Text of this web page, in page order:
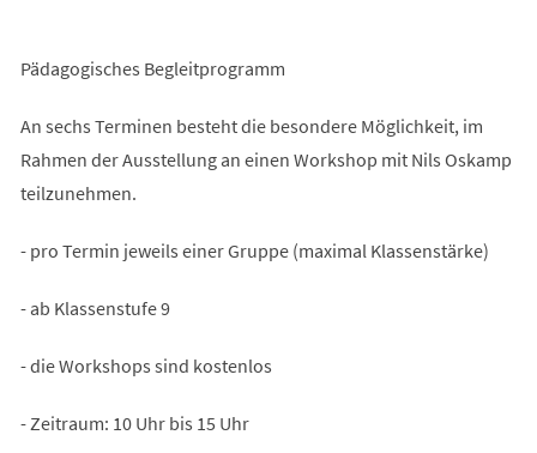
Pädagogisches Begleitprogramm
An sechs Terminen besteht die besondere Möglichkeit, im
Rahmen der Ausstellung an einen Workshop mit Nils Oskamp
teilzunehmen.
- pro Termin jeweils einer Gruppe (maximal Klassenstärke)
- ab Klassenstufe 9
- die Workshops sind kostenlos
- Zeitraum: 10 Uhr bis 15 Uhr